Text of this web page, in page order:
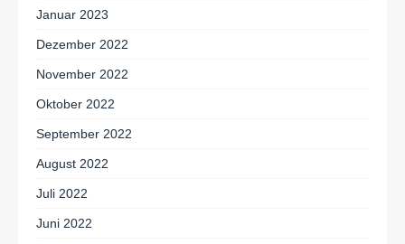
Januar 2023
Dezember 2022
November 2022
Oktober 2022
September 2022
August 2022
Juli 2022
Juni 2022